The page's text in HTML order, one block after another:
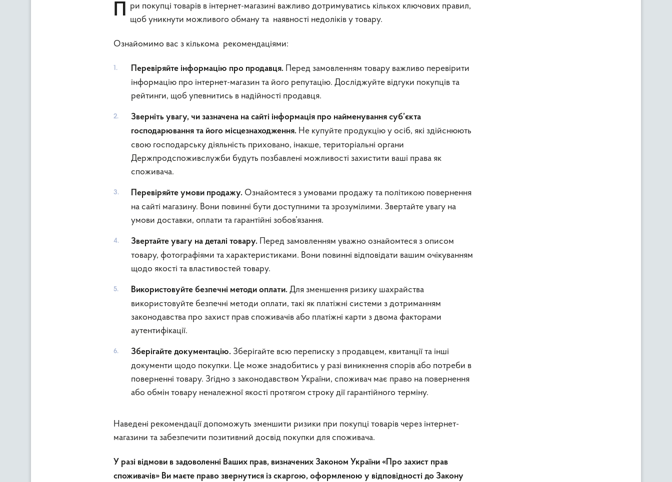
При покупці товарів в інтернет-магазині важливо дотримуватись кількох ключових правил, щоб уникнути можливого обману та наявності недоліків у товару.
Ознайомимо вас з кількома рекомендаціями:
Перевіряйте інформацію про продавця. Перед замовленням товару важливо перевірити
інформацію про інтернет-магазин та його репутацію. Досліджуйте відгуки покупців та
рейтинги, щоб упевнитись в надійності продавця.
Зверніть увагу, чи зазначена на сайті інформація про найменування суб’єкта
господарювання та його місцезнаходження. Не купуйте продукцію у осіб, які здійснюють
свою господарську діяльність приховано, інакше, територіальні органи
Держпродспоживслужби будуть позбавлені можливості захистити ваші права як
споживача.
Перевіряйте умови продажу. Ознайомтеся з умовами продажу та політикою повернення
на сайті магазину. Вони повинні бути доступними та зрозумілими. Звертайте увагу на
умови доставки, оплати та гарантійні зобов’язання.
Звертайте увагу на деталі товару. Перед замовленням уважно ознайомтеся з описом
товару, фотографіями та характеристиками. Вони повинні відповідати вашим очікуванням
щодо якості та властивостей товару.
Використовуйте безпечні методи оплати. Для зменшення ризику шахрайства
використовуйте безпечні методи оплати, такі як платіжні системи з дотриманням
законодавства про захист прав споживачів або платіжні карти з двома факторами
аутентифікації.
Зберігайте документацію. Зберігайте всю переписку з продавцем, квитанції та інші
документи щодо покупки. Це може знадобитись у разі виникнення спорів або потреби в
поверненні товару. Згідно з законодавством України, споживач має право на повернення
або обмін товару неналежної якості протягом строку дії гарантійного терміну.
Наведені рекомендації допоможуть зменшити ризики при покупці товарів через інтернет-
магазини та забезпечити позитивний досвід покупки для споживача.
У разі відмови в задоволенні Ваших прав, визначених Законом України «Про захист прав
споживачів» Ви маєте право звернутися із скаргою, оформленою у відповідності до Закону